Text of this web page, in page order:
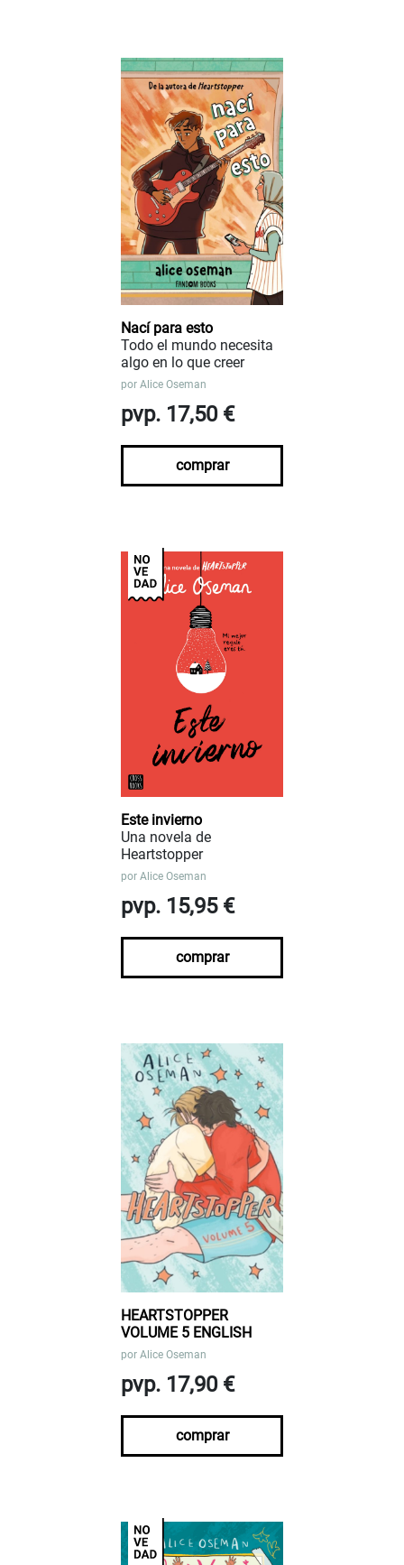
Nací para esto
Todo el mundo necesita
algo en lo que creer
por Alice Oseman
pvp. 17,50 €
comprar
Este invierno
Una novela de
Heartstopper
por Alice Oseman
pvp. 15,95 €
comprar
HEARTSTOPPER
VOLUME 5 ENGLISH
por Alice Oseman
pvp. 17,90 €
comprar